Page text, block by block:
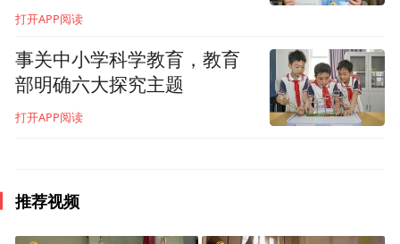
打开APP阅读
事关中小学科学教育，教育
部明确六大探究主题
打开APP阅读
推荐视频